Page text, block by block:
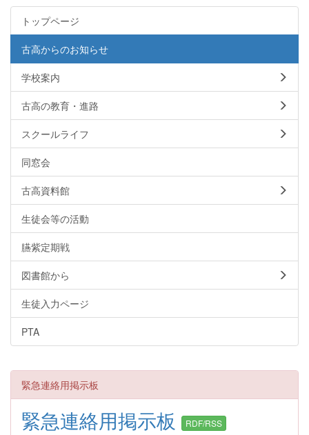
トップページ
古高からのお知らせ
学校案内
古高の教育・進路
スクールライフ
同窓会
古高資料館
生徒会等の活動
臙紫定期戦
図書館から
生徒入力ページ
PTA
緊急連絡用掲示板
緊急連絡用掲示板 RDF/RSS